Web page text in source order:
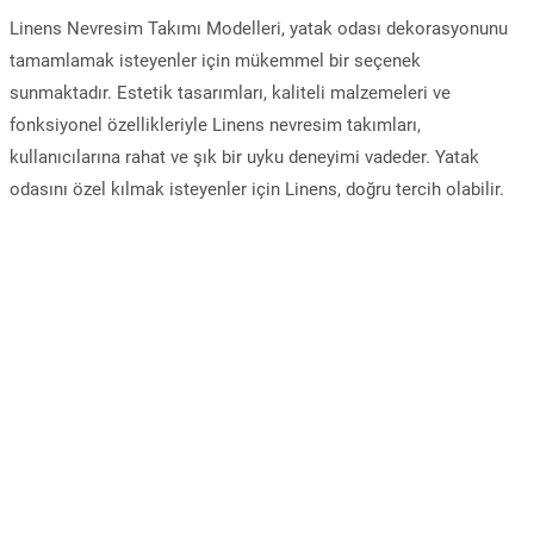
Linens Nevresim Takımı Modelleri, yatak odası dekorasyonunu
tamamlamak isteyenler için mükemmel bir seçenek
sunmaktadır. Estetik tasarımları, kaliteli malzemeleri ve
fonksiyonel özellikleriyle Linens nevresim takımları,
kullanıcılarına rahat ve şık bir uyku deneyimi vadeder. Yatak
odasını özel kılmak isteyenler için Linens, doğru tercih olabilir.